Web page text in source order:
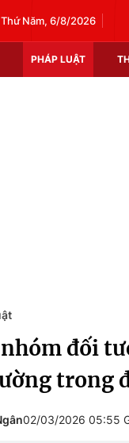
Thứ Năm, 6/8/2026
PHÁP LUẬT
đối
trong
02/03/2026 05:55